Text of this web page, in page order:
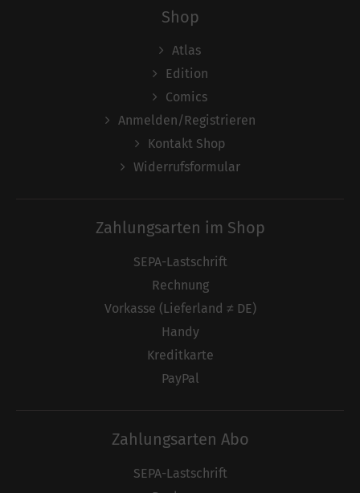
Shop
Atlas
Edition
Comics
Anmelden/Registrieren
Kontakt Shop
Widerrufsformular
Zahlungsarten im Shop
SEPA-Lastschrift
Rechnung
Vorkasse (Lieferland ≠ DE)
Handy
Kreditkarte
PayPal
Zahlungsarten Abo
SEPA-Lastschrift